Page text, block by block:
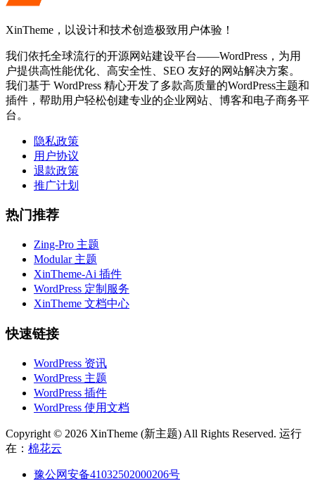
XinTheme，以设计和技术创造极致用户体验！
我们依托全球流行的开源网站建设平台——WordPress，为用
户提供高性能优化、高安全性、SEO 友好的网站解决方案。
我们基于 WordPress 精心开发了多款高质量的WordPress主题和
插件，帮助用户轻松创建专业的企业网站、博客和电子商务平
台。
隐私政策
用户协议
退款政策
推广计划
热门推荐
Zing-Pro 主题
Modular 主题
XinTheme-Ai 插件
WordPress 定制服务
XinTheme 文档中心
快速链接
WordPress 资讯
WordPress 主题
WordPress 插件
WordPress 使用文档
Copyright © 2026 XinTheme (新主题) All Rights Reserved. 运行
在： 棉花云
豫公网安备41032502000206号